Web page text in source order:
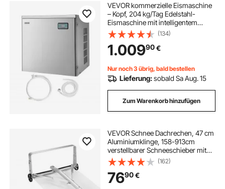
VEVOR kommerzielle Eismaschine
– Kopf, 204 kg/Tag Edelstahl-
Eismaschine mit intelligentem
Bedienfeld, Selbstreinigung,
einstellbarer Dicke, ideal für
Restaurant, Bar, Café, Hotel – Nur
Kopf
(134)
1.00990€
Nur noch 3 übrig, bald bestellen
Lieferung:sobald Sa Aug. 15
Zum Warenkorb hinzufügen
VEVOR Schnee Dachrechen, 47 cm
Aluminiumklinge, 158-913cm
verstellbarer Schneeschieber mit
Rädern & Gleitschiene, Dachräumer,
Schneeräumwerkzeug zum
Entfernen von Laub & Schnee auf
Hausdächern
(162)
7690€